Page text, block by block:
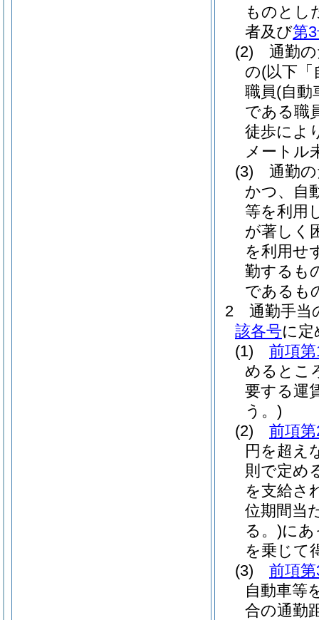
ものとし
者及び第
(2)
通勤
の(以下「
職員(自動
である職
徒歩によ
メートル
(3)
通勤
かつ、自
等を利用
が著しく
を利用せ
勤するも
であるも
2
通勤手当
該各号に
(1)
前項
めるとこ
要する運
う。)
(2)
前項
円を超え
則で定め
を支給さ
位期間当
る。)に
を乗じて
(3)
前項
自動車等
合の通勤